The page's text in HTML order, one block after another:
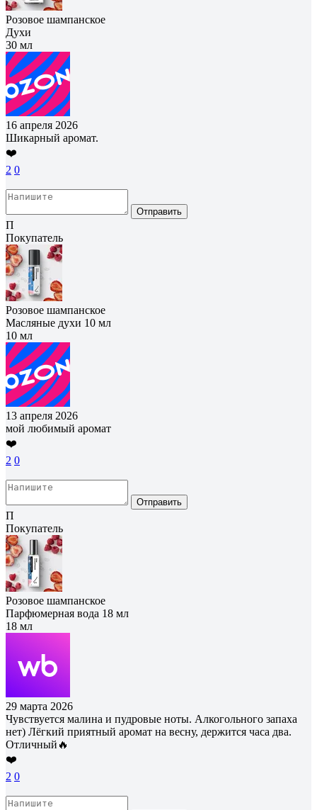
Розовое шампанское
Духи
30 мл
16 апреля 2026
Шикарный аромат.
❤️
2 0
Отправить
П
Покупатель
Розовое шампанское
Масляные духи 10 мл
10 мл
13 апреля 2026
мой любимый аромат
❤️
2 0
Отправить
П
Покупатель
Розовое шампанское
Парфюмерная вода 18 мл
18 мл
29 марта 2026
Чувствуется малина и пудровые ноты. Алкогольного запаха
нет) Лёгкий приятный аромат на весну, держится часа два.
Отличный🔥
❤️
2 0